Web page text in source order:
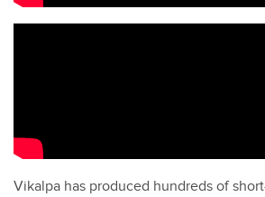
Vikalpa has produced hundreds of